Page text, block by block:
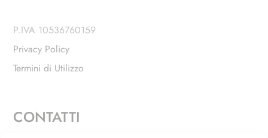
P.IVA 10536760159
Privacy Policy
Termini di Utilizzo
CONTATTI